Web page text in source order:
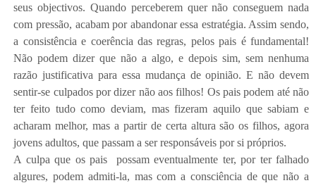
seus objectivos. Quando perceberem quer não conseguem nada
com pressão, acabam por abandonar essa estratégia. Assim sendo,
a consistência e coerência das regras, pelos pais é fundamental!
Não podem dizer que não a algo, e depois sim, sem nenhuma
razão justificativa para essa mudança de opinião. E não devem
sentir-se culpados por dizer não aos filhos! Os pais podem até não
ter feito tudo como deviam, mas fizeram aquilo que sabiam e
acharam melhor, mas a partir de certa altura são os filhos, agora
jovens adultos, que passam a ser responsáveis por si próprios.
A culpa que os pais possam eventualmente ter, por ter falhado
algures, podem admiti-la, mas com a consciência de que não a